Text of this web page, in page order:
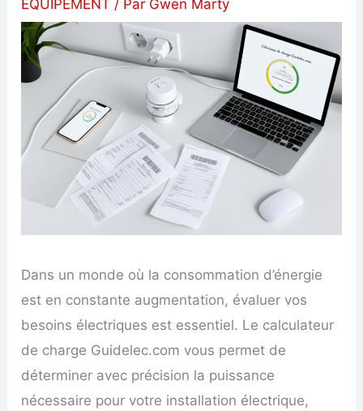
ÉQUIPEMENT / Par Gwen Marty
Dans un monde où la consommation d’énergie
est en constante augmentation, évaluer vos
besoins électriques est essentiel. Le calculateur
de charge Guidelec.com vous permet de
déterminer avec précision la puissance
nécessaire pour votre installation électrique,